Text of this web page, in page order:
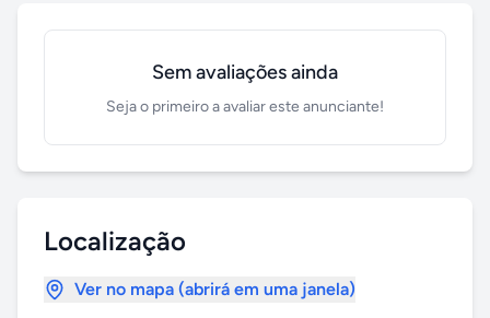
Sem avaliações ainda
Seja o primeiro a avaliar este anunciante!
Localização
Ver no mapa (abrirá em uma janela)